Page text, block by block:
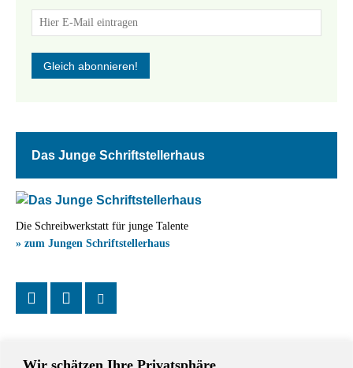
Wir schätzen Ihre Privatsphäre
Das Junge Schriftstellerhaus
Die Schreibwerkstatt für junge Talente
» zum Jungen Schriftstellerhaus